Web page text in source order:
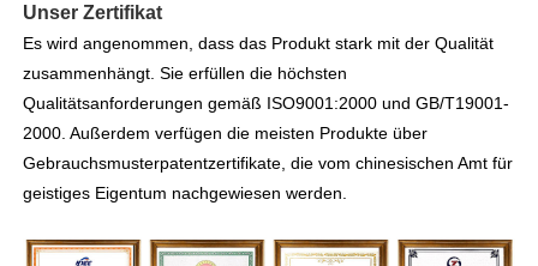
Unser Zertifikat
Es wird angenommen, dass das Produkt stark mit der Qualität
zusammenhängt. Sie erfüllen die höchsten
Qualitätsanforderungen gemäß ISO9001:2000 und GB/T19001-
2000. Außerdem verfügen die meisten Produkte über
Gebrauchsmusterpatentzertifikate, die vom chinesischen Amt für
geistiges Eigentum nachgewiesen werden.